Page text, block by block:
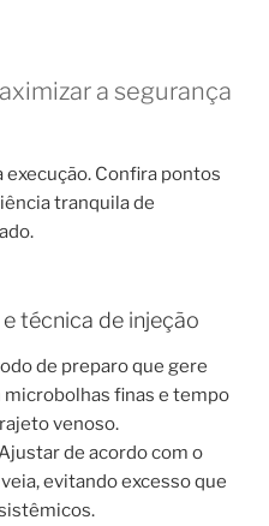
a segurança
execução. Confira pontos
tranquila de
técnica de injeção
de preparo que gere
finas e tempo
venoso.
de acordo com o
evitando excesso que